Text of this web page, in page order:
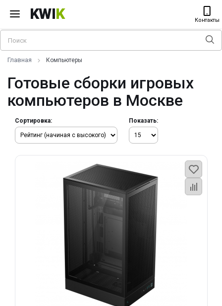
KWIK Контакты
Главная Компьютеры
Готовые сборки игровых
компьютеров в Москве
Сортировка: Показать: